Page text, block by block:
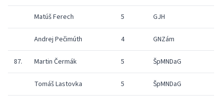
Matúš Ferech 5 GJH
Andrej Pečimúth 4 GNZám
87. Martin Čermák 5 ŠpMNDaG
Tomáš Lastovka 5 ŠpMNDaG